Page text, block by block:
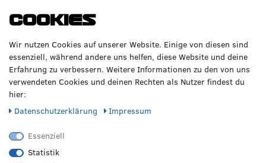
GERNE!
Heinrich-Hasemeier-Straße 36
49076 Osnabrück
Telefon: 0541 / 800 085 06
WhatsApp: 0541 / 800 085 06
Fax: 0541 / 40 99 084
BMW
Mercedes Benz
AMG
Audi
Sonstige Marken
Cookies
Wir nutzen Cookies auf unserer Website. Einige von diesen sind
essenziell, während andere uns helfen, diese Website und deine
Erfahrung zu verbessern. Weitere Informationen zu den von uns
verwendeten Cookies und deinen Rechten als Nutzer findest du
hier:
Daten­schutz­erklärung
Impressum
Essenziell
Statistik